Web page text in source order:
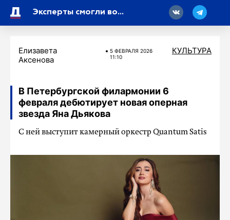
Эксперты смогли восстановить 274 документа времен войны в филармонии Шостаковича
Елизавета
Аксенова
5 ФЕВРАЛЯ 2026
11:10
КУЛЬТУРА
В Петербургской филармонии 6
февраля дебютирует новая оперная
звезда Яна Дьякова
С ней выступит камерный оркестр Quantum Satis